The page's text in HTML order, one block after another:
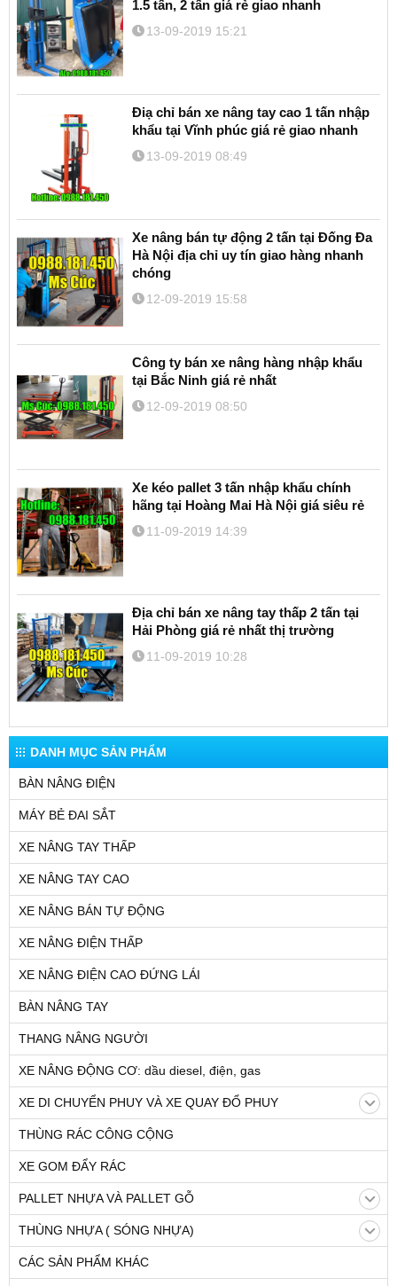
DANH MỤC SẢN PHẨM
BÀN NÂNG ĐIỆN
MÁY BẺ ĐAI SẮT
XE NÂNG TAY THẤP
XE NÂNG TAY CAO
XE NÂNG BÁN TỰ ĐỘNG
XE NÂNG ĐIỆN THẤP
XE NÂNG ĐIỆN CAO ĐỨNG LÁI
BÀN NÂNG TAY
THANG NÂNG NGƯỜI
XE NÂNG ĐỘNG CƠ: dầu diesel, điện, gas
XE DI CHUYỂN PHUY VÀ XE QUAY ĐỔ PHUY
THÙNG RÁC CÔNG CỘNG
XE GOM ĐẨY RÁC
PALLET NHỰA VÀ PALLET GỖ
THÙNG NHỰA ( SÓNG NHỰA)
CÁC SẢN PHẨM KHÁC
1.5 tấn, 2 tấn giá rẻ giao nhanh
13-09-2019 15:21
Điạ chỉ bán xe nâng tay cao 1 tấn nhập
khẩu tại Vĩnh phúc giá rẻ giao nhanh
13-09-2019 08:49
Xe nâng bán tự động 2 tấn tại Đống Đa
Hà Nội địa chỉ uy tín giao hàng nhanh
chóng
12-09-2019 15:58
Công ty bán xe nâng hàng nhập khẩu
tại Bắc Ninh giá rẻ nhất
12-09-2019 08:50
Xe kéo pallet 3 tấn nhập khẩu chính
hãng tại Hoàng Mai Hà Nội giá siêu rẻ
11-09-2019 14:39
Địa chỉ bán xe nâng tay thấp 2 tấn tại
Hải Phòng giá rẻ nhất thị trường
11-09-2019 10:28